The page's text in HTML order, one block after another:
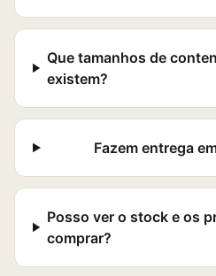
Que tamanhos de
existem?
Fazem entrega
Posso ver o stock e os
comprar?